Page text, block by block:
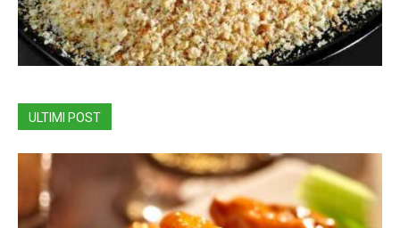
ULTIMI POST